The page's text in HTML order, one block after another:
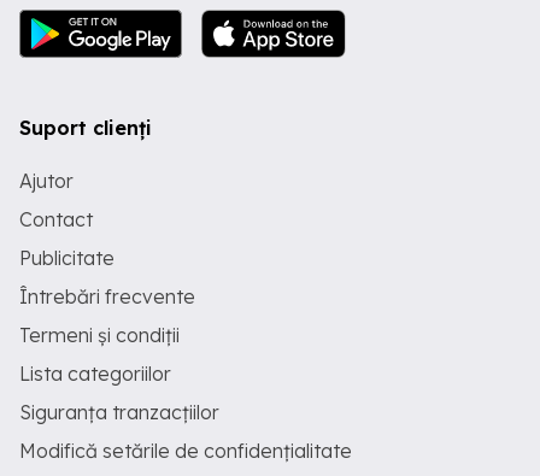
Suport clienți
Ajutor
Contact
Publicitate
Întrebări frecvente
Termeni și condiții
Lista categoriilor
Siguranța tranzacțiilor
Modifică setările de confidențialitate